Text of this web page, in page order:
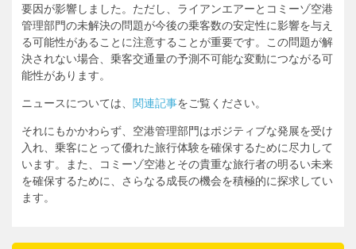
要因が影響しました。ただし、ライアンエアーとコミーゾ空港
管理部門の未解決の問題が今後の乗客数の安定性に影響を与え
る可能性があることに注意することが重要です。この問題が解
決されない場合、乗客交通量の予測不可能な変動につながる可
能性があります。
ニュースについては、 関連記事をご覧ください。
それにもかかわらず、空港管理部門はポジティブな発展を受け
入れ、乗客にとって優れた旅行体験を確保するために尽力して
います。また、コミーゾ空港とその貴重な旅行者の明るい未来
を確保するために、さらなる成長の機会を積極的に探求してい
ます。